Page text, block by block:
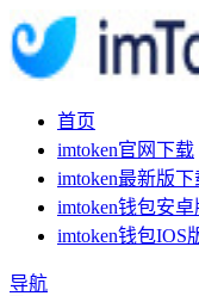
首页
imtoken官网下载
imtoken最新版下
imtoken钱包安卓
imtoken钱包IOS
导航